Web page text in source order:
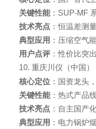
关键性能：SUP-MF
技术亮点 ：恒温差测
典型应用 ：压缩空气
用户点评 ：性价比突
10. 重庆川仪（中国）
核心定位 ：国资龙头
关键性能：热式产品
技术亮点 ：自主国产
典型应用 ：电力锅炉